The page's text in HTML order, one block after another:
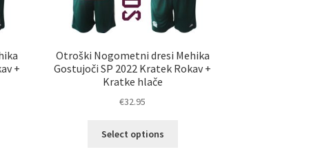
+
Otroški Nogometni dresi Mehika
Gostujoči SP 2022 Kratek Rokav +
Kratke hlače
€32.95
Select options